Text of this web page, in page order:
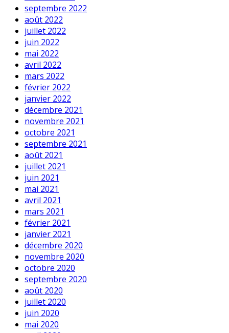
septembre 2022
août 2022
juillet 2022
juin 2022
mai 2022
avril 2022
mars 2022
février 2022
janvier 2022
décembre 2021
novembre 2021
octobre 2021
septembre 2021
août 2021
juillet 2021
juin 2021
mai 2021
avril 2021
mars 2021
février 2021
janvier 2021
décembre 2020
novembre 2020
octobre 2020
septembre 2020
août 2020
juillet 2020
juin 2020
mai 2020